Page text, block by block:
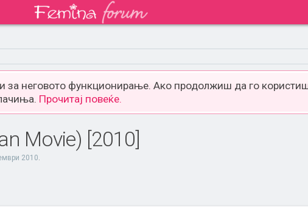
за неговото функционирање. Ако продолжиш да го
Прочитај повеќе.
Movie) [2010]
2010.